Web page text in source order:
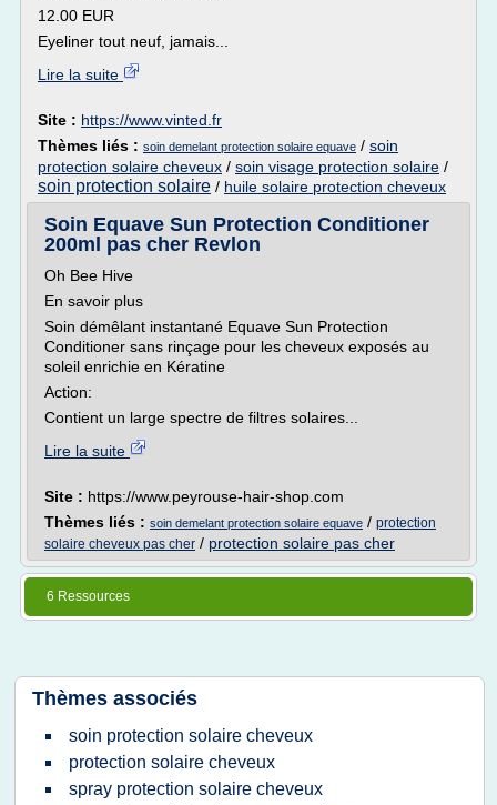
12.00 EUR
Eyeliner tout neuf, jamais...
Lire la suite
Site : https://www.vinted.fr
Thèmes liés : soin demelant protection solaire equave / soin
protection solaire cheveux / soin visage protection solaire /
soin protection solaire / huile solaire protection cheveux
Soin Equave Sun Protection Conditioner
200ml pas cher Revlon
Oh Bee Hive
En savoir plus
Soin démêlant instantané Equave Sun Protection
Conditioner sans rinçage pour les cheveux exposés au
soleil enrichie en Kératine
Action:
Contient un large spectre de filtres solaires...
Lire la suite
Site : https://www.peyrouse-hair-shop.com
Thèmes liés : soin demelant protection solaire equave / protection
solaire cheveux pas cher / protection solaire pas cher
6 Ressources
Thèmes associés
soin protection solaire cheveux
protection solaire cheveux
spray protection solaire cheveux